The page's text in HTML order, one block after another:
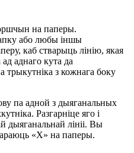
на паперы.
або любы іншы
каб стварыць лінію, якая
аднаго кута да
трыкутніка з кожнага боку
па адной з дыяганальных
Разгарніце яго і
дыяганальнай лініі. Вы
«X» на паперы.